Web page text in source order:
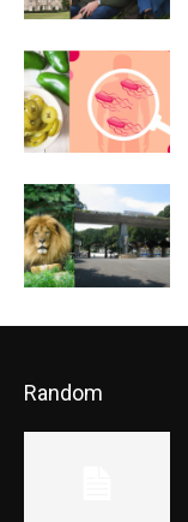
Random